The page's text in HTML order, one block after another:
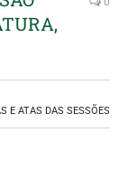
E ATAS DAS SESSÕES